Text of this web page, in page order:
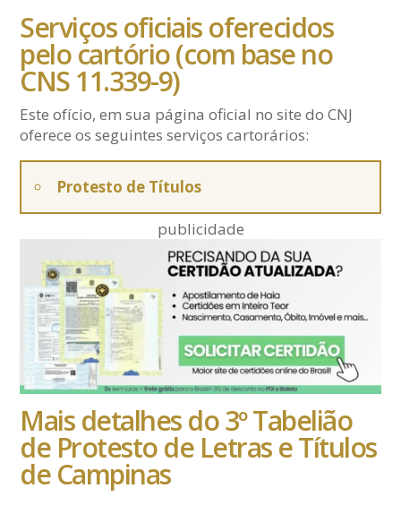
Serviços oficiais oferecidos
pelo cartório (com base no
CNS 11.339-9)
Este ofício, em sua página oficial no site do CNJ
oferece os seguintes serviços cartorários:
Protesto de Títulos
publicidade
Mais detalhes do 3º Tabelião
de Protesto de Letras e Títulos
de Campinas